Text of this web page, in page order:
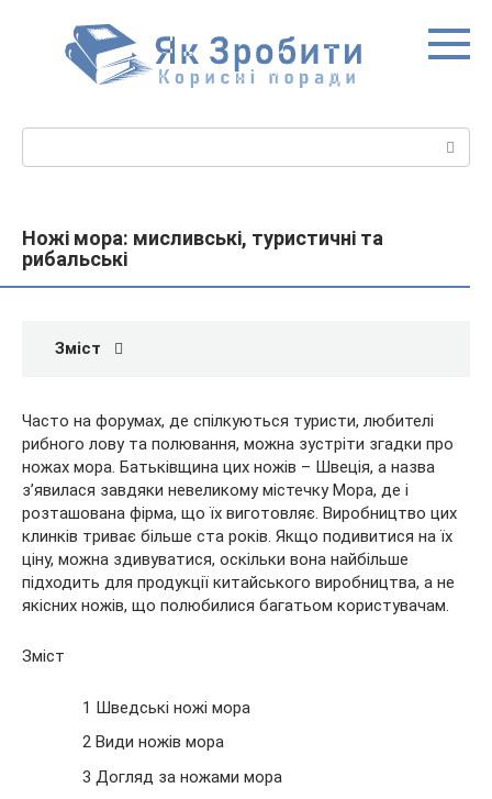
Ножі мора: мисливські, туристичні та
рибальські
Зміст
Часто на форумах, де спілкуються туристи, любителі
рибного лову та полювання, можна зустріти згадки про
ножах мора. Батьківщина цих ножів – Швеція, а назва
з’явилася завдяки невеликому містечку Мора, де і
розташована фірма, що їх виготовляє. Виробництво цих
клинків триває більше ста років. Якщо подивитися на їх
ціну, можна здивуватися, оскільки вона найбільше
підходить для продукції китайського виробництва, а не
якісних ножів, що полюбилися багатьом користувачам.
Зміст
1 Шведські ножі мора
2 Види ножів мора
3 Догляд за ножами мора